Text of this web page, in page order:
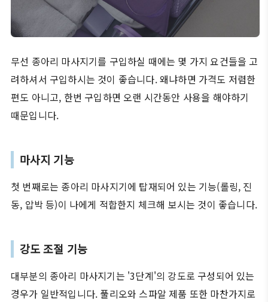
무선 종아리 마사지기를 구입하실 때에는 몇 가지 요건들을 고
려하셔서 구입하시는 것이 좋습니다. 왜냐하면 가격도 저렴한
편도 아니고, 한번 구입하면 오랜 시간동안 사용을 해야하기
때문입니다.
마사지 기능
첫 번째로는 종아리 마사지기에 탑재되어 있는 기능(롤링, 진
동, 압박 등)이 나에게 적합한지 체크해 보시는 것이 좋습니다.
강도 조절 기능
대부분의 종아리 마사지기는 '3단계'의 강도로 구성되어 있는
경우가 일반적입니다. 풀리오와 스파알 제품 또한 마찬가지로